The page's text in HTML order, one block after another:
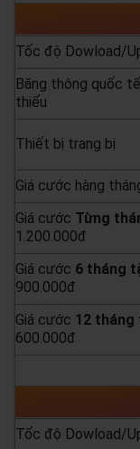
Tốc độ Dowload/
Băng thông quốc
thiểu
Thiết bị trang bị
Giá cước hàng
Giá cước Từng
1.200.000đ
Giá cước 6 tháng
900.000đ
Giá cước 12 tháng
600.000đ
Tốc độ Dowload/